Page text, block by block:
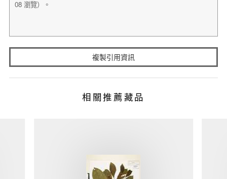
複製引用資訊
相關推薦藏品